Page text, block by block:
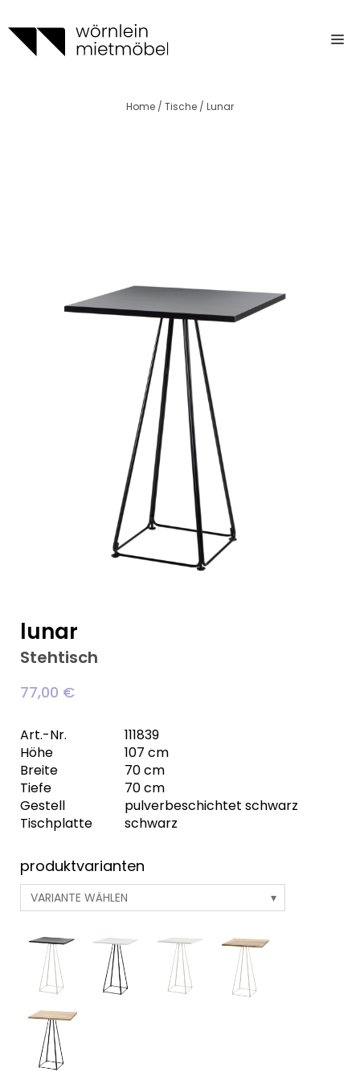
Inhalt
springen
Home / Tische / Lunar
lunar
Stehtisch
77,00 €
Art.-Nr.
111839
Höhe
107 cm
Breite
70 cm
Tiefe
70 cm
Gestell
pulverbeschichtet schwarz
Tischplatte
schwarz
produktvarianten
VARIANTE WÄHLEN
Lunar Stehtisch Gestell weiß/weiß 70x70 cm
Lunar Stehtisch Gestell schwarz/weiß 70x70 cm
Lunar Stehtisch Gestell weiß/schwarz 70x70 cm
Lunar Stehtisch Gestell schwarz/schwarz 70x70
cm
Lunar Stehtisch Gestell weiß/weiß